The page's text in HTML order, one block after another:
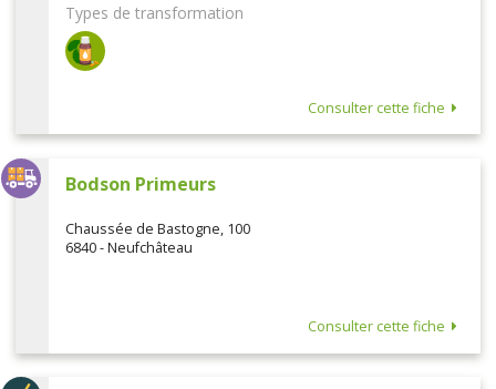
Types de transformation
Consulter cette fiche
Bodson Primeurs
Chaussée de Bastogne, 100
6840 - Neufchâteau
Consulter cette fiche